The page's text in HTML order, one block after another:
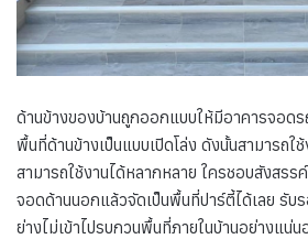
ด้านข้างของบ้านถูกออกแบบให้มีอาคารจอด
พื้นที่ด้านข้างเป็นแบบเปิดโล่ง ดังนั้นสามารถใ
สามารถใช้งานได้หลากหลาย ใครชอบสังสรร
จอดด้านนอกแล้วจัดเป็นพื้นที่ปาร์ตี้ได้เลย รับ
ย่างไม่เข้าไปรบกวนพื้นที่ภายในบ้านอย่างแน่